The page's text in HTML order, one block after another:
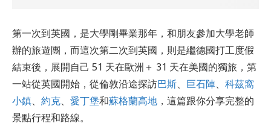
第一次到英國，是大學剛畢業那年，和朋友參加大學老師
辦的旅遊團，而這次第二次到英國，則是繼德國打工度假
結束後，展開自己 51 天在歐洲＋ 31 天在美國的獨旅，第
一站從英國開始，從倫敦沿途探訪巴斯、 巨石陣、 科茲窩
小鎮、 約克、 愛丁堡和蘇格蘭高地 ，這篇跟你分享完整的
景點行程和路線。